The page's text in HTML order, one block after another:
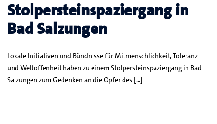
Stolpersteinspaziergang in
Bad Salzungen
Lokale Initiativen und Bündnisse für Mitmenschlichkeit, Toleranz
und Weltoffenheit haben zu einem Stolpersteinspaziergang in Bad
Salzungen zum Gedenken an die Opfer des […]